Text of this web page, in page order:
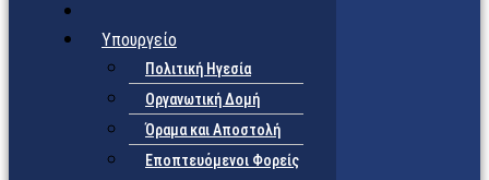
Υπουργείο
Πολιτική Ηγεσία
Οργανωτική Δομή
Όραμα και Αποστολή
Εποπτευόμενοι Φορείς